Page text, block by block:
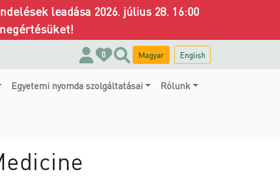
leadása 2026. július 28. 16:00
0 Magyar English
Egyetemi nyomda szolgáltatásai Rólunk